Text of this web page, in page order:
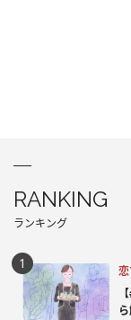
RANKING
ランキング